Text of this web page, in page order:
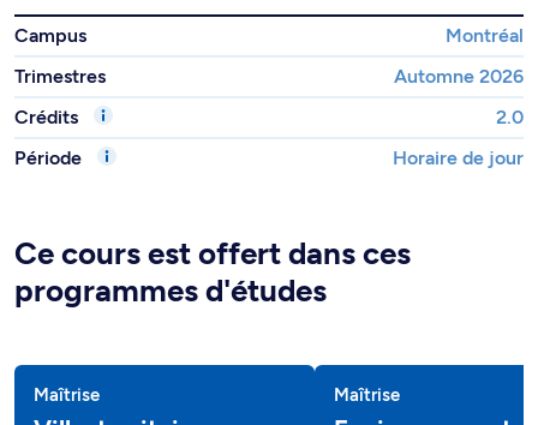
Campus
Montréal
Trimestres
Automne 2026
Crédits
2.0
Période
Horaire de jour
Ce cours est offert dans ces
programmes d'études
Maîtrise Maîtrise